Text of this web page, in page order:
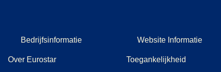
Bedrijfsinformatie
Over Eurostar
Website Informatie
Toegankelijkheid